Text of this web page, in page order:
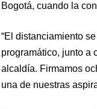
Bogotá, cuando la
“El distanciamiento
programático, junto a
alcaldía. Firmamos
una de nuestras